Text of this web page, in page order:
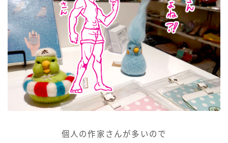
個人の作家さんが多いので